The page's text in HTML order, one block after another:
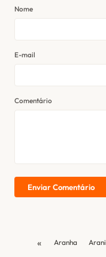
Nome
E-mail
Comentário
Enviar Comentário
« Aranha Arani